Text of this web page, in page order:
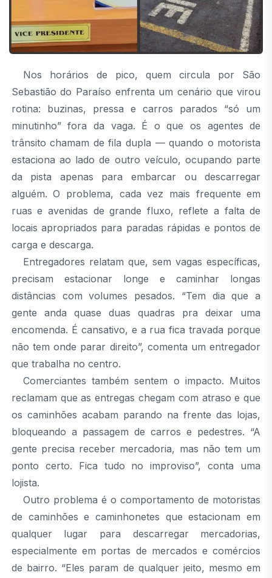
Nos horários de pico, quem circula por São
Sebastião do Paraíso enfrenta um cenário que virou
rotina: buzinas, pressa e carros parados “só um
minutinho” fora da vaga. É o que os agentes de
trânsito chamam de fila dupla — quando o motorista
estaciona ao lado de outro veículo, ocupando parte
da pista apenas para embarcar ou descarregar
alguém. O problema, cada vez mais frequente em
ruas e avenidas de grande fluxo, reflete a falta de
locais apropriados para paradas rápidas e pontos de
carga e descarga.
Entregadores relatam que, sem vagas específicas,
precisam estacionar longe e caminhar longas
distâncias com volumes pesados. “Tem dia que a
gente anda quase duas quadras pra deixar uma
encomenda. É cansativo, e a rua fica travada porque
não tem onde parar direito”, comenta um entregador
que trabalha no centro.
Comerciantes também sentem o impacto. Muitos
reclamam que as entregas chegam com atraso e que
os caminhões acabam parando na frente das lojas,
bloqueando a passagem de carros e pedestres. “A
gente precisa receber mercadoria, mas não tem um
ponto certo. Fica tudo no improviso”, conta uma
lojista.
Outro problema é o comportamento de motoristas
de caminhões e caminhonetes que estacionam em
qualquer lugar para descarregar mercadorias,
especialmente em portas de mercados e comércios
de bairro. “Eles param de qualquer jeito, mesmo em